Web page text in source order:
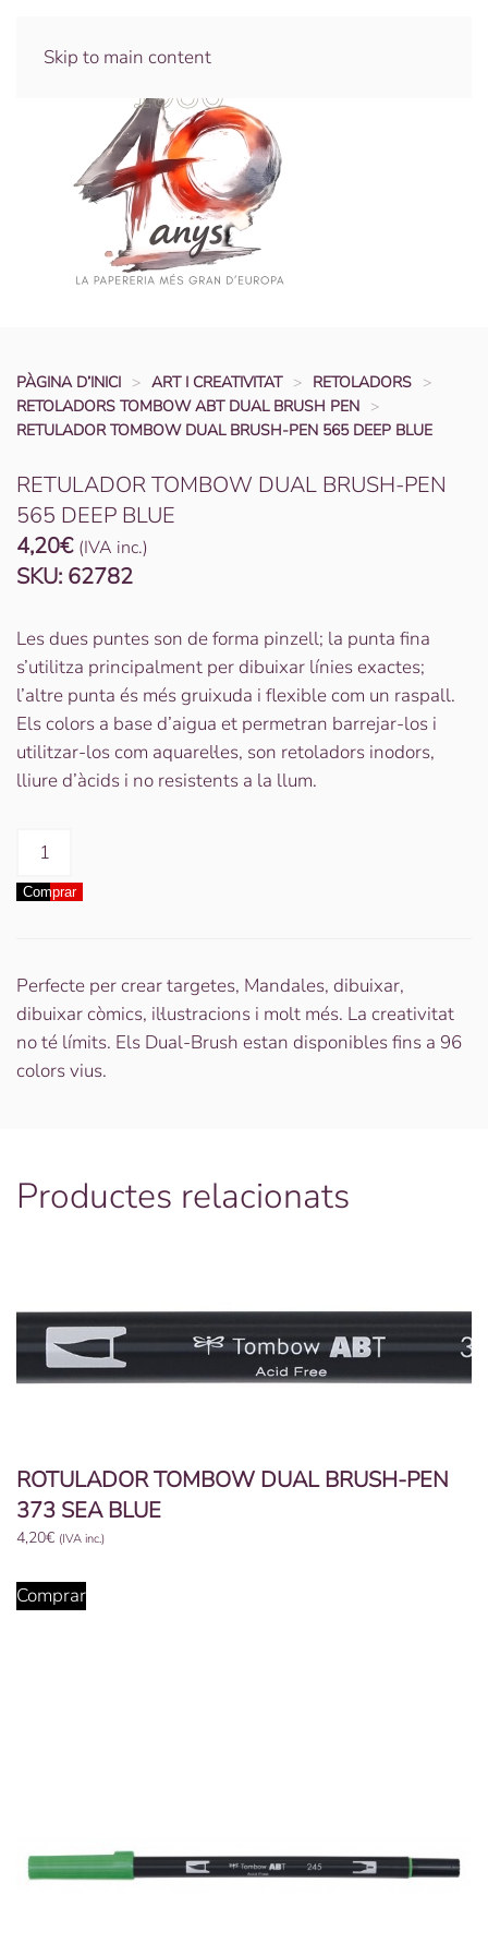
Skip to main content
PÀGINA D’INICI ART I CREATIVITAT
RETOLADORS
RETOLADORS TOMBOW ABT DUAL BRUSH PEN
RETULADOR TOMBOW DUAL BRUSH-PEN 565 DEEP BLUE
RETULADOR TOMBOW DUAL BRUSH-PEN
565 DEEP BLUE
4,20€ (IVA inc.)
SKU: 62782
Les dues puntes son de forma pinzell; la punta fina
s’utilitza principalment per dibuixar línies exactes;
l’altre punta és més gruixuda i flexible com un raspall.
Els colors a base d’aigua et permetran barrejar-los i
utilitzar-los com aquarel·les, son retoladors inodors,
lliure d’àcids i no resistents a la llum.
quantitat
RETULADOR
BRUSH-
PEN
565
DEEP
Comprar
Perfecte per crear targetes, Mandales, dibuixar,
dibuixar còmics, il·lustracions i molt més. La creativitat
no té límits. Els Dual-Brush estan disponibles fins a 96
colors vius.
Productes relacionats
ROTULADOR TOMBOW DUAL BRUSH-PEN
373 SEA BLUE
4,20€ (IVA inc.)
Comprar